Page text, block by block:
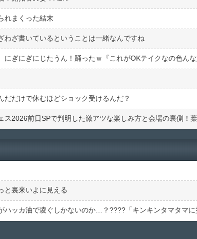
れまくった結末
わざ書いているということは一緒なんですね
にぎにぎにじたうん！踊ったｗ『これがOKテイクなの色んな
だだけで休むほどショック受けるんだ？
と裏来いよに見える